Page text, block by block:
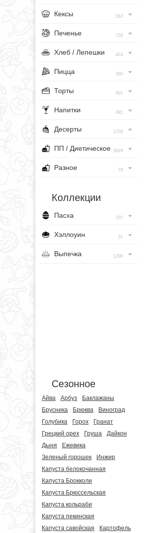
Кексы 563
Печенье 728
Хлеб / Лепешки 433
Пицца 260
Торты 801
Напитки 491
Десерты 1256
ПП / Диетическое 3929
Разное 76
Коллекции
Пасха 237
Хэллоуин 31
Выпечка 1296
Сезонное
Айва Арбуз
Баклажаны
Брусника
Брюква
Виноград
Голубика
Горох
Гранат
Грецкий орех
Груша
Дайкон
Дыня
Ежевика
Зеленый горошек
Инжир
Капуста белокочанная
Капуста Брокколи
Капуста Брюссельская
Капуста кольраби
Капуста пекинская
Капуста савойская
Картофель